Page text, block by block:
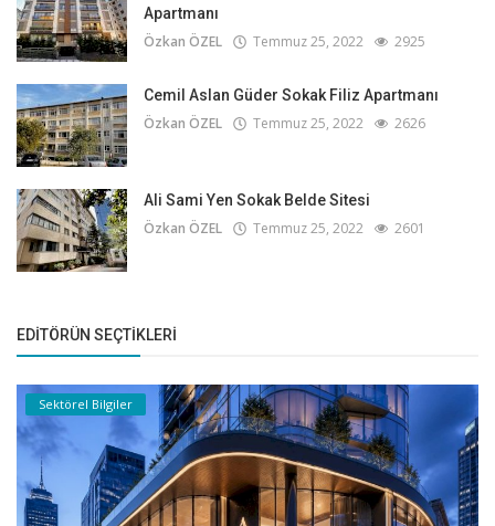
Apartmanı
Özkan ÖZEL Temmuz 25, 2022 2925
Cemil Aslan Güder Sokak Filiz Apartmanı
Özkan ÖZEL Temmuz 25, 2022 2626
Ali Sami Yen Sokak Belde Sitesi
Özkan ÖZEL Temmuz 25, 2022 2601
EDITÖRÜN SEÇTIKLERI
Sektörel Bilgiler